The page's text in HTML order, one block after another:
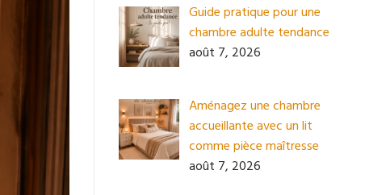
Guide pratique pour une
chambre adulte tendance
août 7, 2026
Aménagez une chambre
accueillante avec un lit
comme pièce maîtresse
août 7, 2026